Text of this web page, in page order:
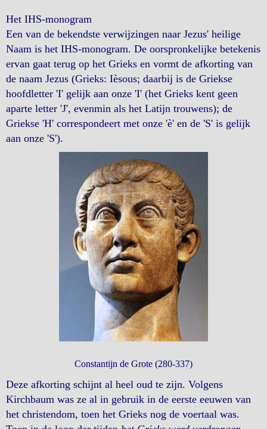
Het IHS-monogram
Een van de bekendste verwijzingen naar Jezus' heilige
Naam is het IHS-monogram. De oorspronkelijke betekenis
ervan gaat terug op het Grieks en vormt de afkorting van
de naam Jezus (Grieks: Ièsous; daarbij is de Griekse
hoofdletter 'I' gelijk aan onze 'I' (het Grieks kent geen
aparte letter 'J', evenmin als het Latijn trouwens); de
Griekse 'H' correspondeert met onze 'è' en de 'S' is gelijk
aan onze 'S').
Constantijn de Grote (280-337)
Deze afkorting schijnt al heel oud te zijn. Volgens
Kirchbaum was ze al in gebruik in de eerste eeuwen van
het christendom, toen het Grieks nog de voertaal was.